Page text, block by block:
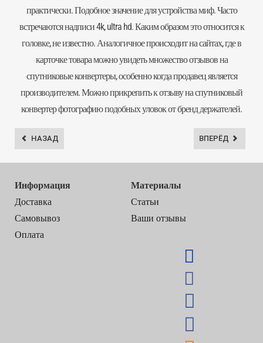
практически. Подобное значение для устройства миф. Часто
встречаются надписи 4k, ultra hd. Каким образом это относится к
головке, не известно. Аналогичное происходит на сайтах, где в
карточке товара можно увидеть множество отзывов на
спутниковые конвертеры, особенно когда продавец является
производителем. Можно прикрепить к отзыву на спутниковый
конвертер фотографию подобных уловок от бренд держателей.
НАЗАД ВПЕРЁД
Информация
Доставка
Самовывоз
Оплата
Материалы
Статьи
Ваши отзывы